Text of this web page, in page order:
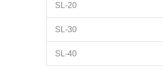
SL-20
SL-30
SL-40